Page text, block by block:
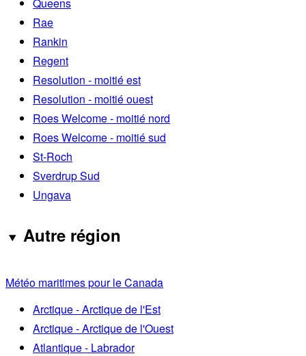
Queens
Rae
Rankin
Regent
Resolution - moitié est
Resolution - moitié ouest
Roes Welcome - moitié nord
Roes Welcome - moitié sud
St-Roch
Sverdrup Sud
Ungava
Autre région
Météo maritimes pour le Canada
Arctique - Arctique de l'Est
Arctique - Arctique de l'Ouest
Atlantique - Labrador